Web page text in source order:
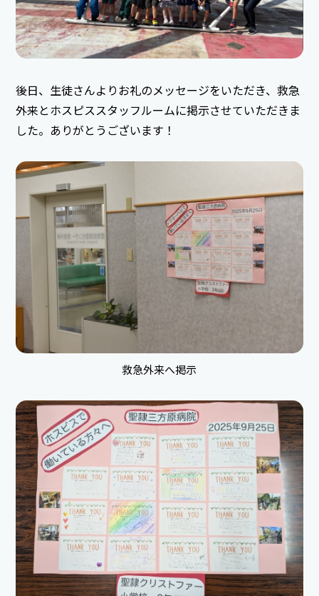
後日、生徒さんよりお礼のメッセージをいただき、救急
外来とホスピススタッフルームに掲示させていただきま
した。ありがとうございます！
救急外来へ掲示